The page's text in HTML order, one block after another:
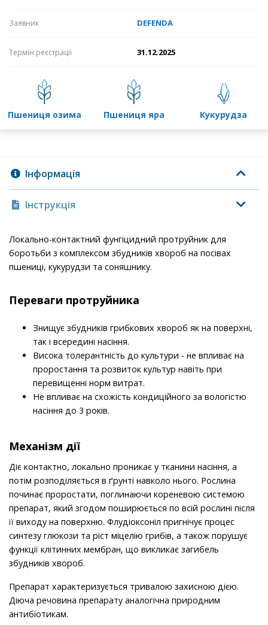
Заявник DEFENDA
Термін реєстрації 31.12.2025
пшениця озима пшениця яра кукурудза
Інформація
Інструкція
Локально-контактний фунгіцидний протруйник для
боротьби з комплексом збудників хвороб на посівах
пшениці, кукурудзи та соняшнику.
Переваги протруйника
Знищує збудників грибкових хвороб як на поверхні,
так і всередині насіння.
Висока толерантність до культури - не впливає на
проростання та розвиток культур навіть при
перевищенні норм витрат.
Не впливає на схожість кондиційного за вологістю
насіння до 3 років.
Механізм дії
Діє контактно, локально проникає у тканини насіння, а
потім розподіляється в ґрунті навколо нього. Рослина
починає проростати, поглинаючи кореневою системою
препарат, який згодом поширюється по всій рослині після
її виходу на поверхню. Флудіоксоніл пригнічує процес
синтезу глюкози та ріст міцелію грибів, а також порушує
функції клітинних мембран, що викликає загибель
збудників хвороб.
Препарат характеризується тривалою захисною дією.
Діюча речовина препарату аналогічна природним
антибіотикам.